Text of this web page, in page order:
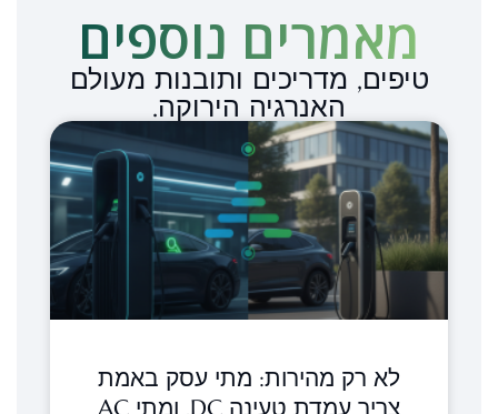
מאמרים נוספים​
טיפים, מדריכים ותובנות מעולם
האנרגיה הירוקה.
לא רק מהירות: מתי עסק באמת